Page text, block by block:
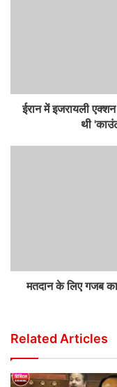
ईरान में इजरायली
थी
मतदान के लिए गजब
Related Articles